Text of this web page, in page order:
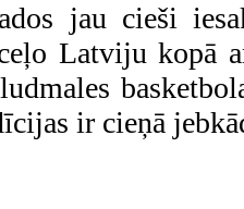
jau cieši
Latviju kopā
ir cieņā